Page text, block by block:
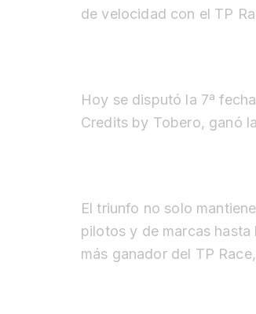
de velocidad con el TP
Hoy se disputó la 7ª
Credits by Tobero, ganó
El triunfo no solo
pilotos y de marcas
más ganador del TP